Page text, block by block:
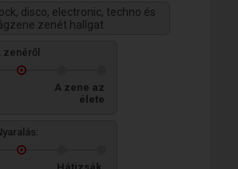
disco, electronic, techno és
zenét hallgat
zenéről
A zene az
élete